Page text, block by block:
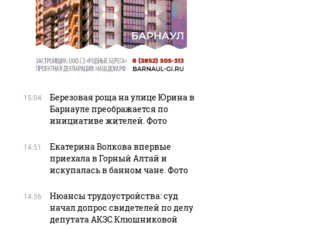
15:04
Березовая роща на улице Юрина в
Барнауле преображается по
инициативе жителей. Фото
14:51
Екатерина Волкова впервые
приехала в Горный Алтай и
искупалась в банном чане. Фото
14:36
Нюансы трудоустройства: суд
начал допрос свидетелей по делу
депутата АКЗС Клюшниковой